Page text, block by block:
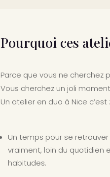
Pourquoi ces
Parce que vous ne cherchez
Vous cherchez un joli
Un atelier en duo à Nice c’est :
Un temps pour se retrouver
vraiment, loin du quotidien
habitudes.